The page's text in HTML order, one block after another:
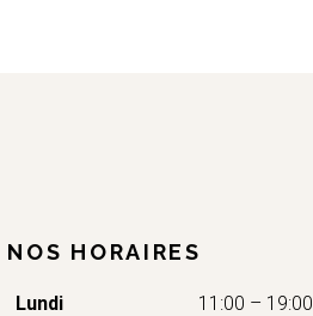
NOS HORAIRES
Lundi
11:00 – 19:00